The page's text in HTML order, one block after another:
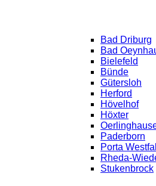
Bad Driburg
Bad
Bielefeld
Bünde
Gütersloh
Herford
Hövelhof
Höxter
Paderborn
Porta
Rheda-
Stukenbrock